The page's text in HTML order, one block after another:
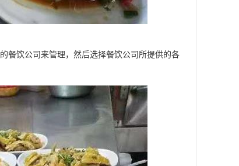
餐饮公司来管理，然后选择餐饮公司所提供的各